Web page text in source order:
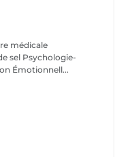
médicale
sel Psychologie-
Émotionnell...